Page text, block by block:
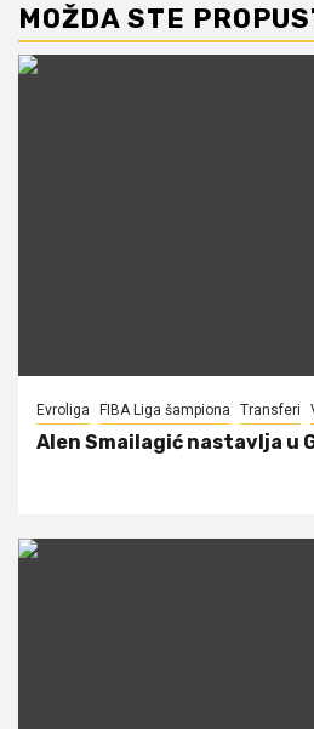
MOŽDA STE
Evroliga FIBA Liga šampiona Transferi
Alen Smailagić nastavlja u